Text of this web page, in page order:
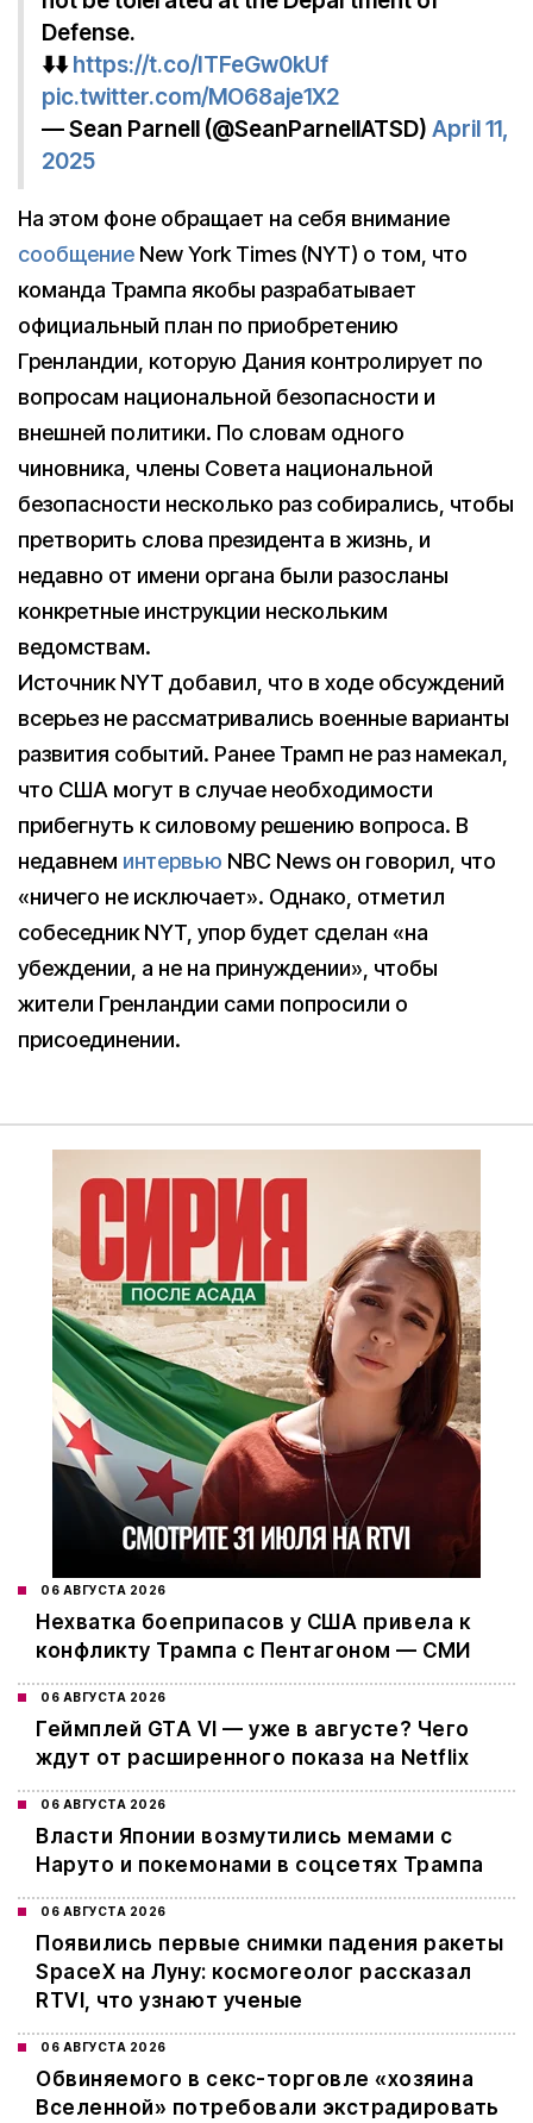
Defense.
⬇️⬇️https://t.co/ITFeGw0kUf
pic.twitter.com/MO68aje1X2
— Sean Parnell (@SeanParnellATSD) April 11,
2025
На этом фоне обращает на себя внимание
сообщение New York Times (NYT) о том, что
команда Трампа якобы разрабатывает
официальный план по приобретению
Гренландии, которую Дания контролирует по
вопросам национальной безопасности и
внешней политики. По словам одного
чиновника, члены Совета национальной
безопасности несколько раз собирались, чтобы
претворить слова президента в жизнь, и
недавно от имени органа были разосланы
конкретные инструкции нескольким
ведомствам.
Источник NYT добавил, что в ходе обсуждений
всерьез не рассматривались военные варианты
развития событий. Ранее Трамп не раз намекал,
что США могут в случае необходимости
прибегнуть к силовому решению вопроса. В
недавнем интервью NBC News он говорил, что
«ничего не исключает». Однако, отметил
собеседник NYT, упор будет сделан «на
убеждении, а не на принуждении», чтобы
жители Гренландии сами попросили о
присоединении.
06 АВГУСТА 2026
Нехватка боеприпасов у США привела к
конфликту Трампа с Пентагоном — СМИ
06 АВГУСТА 2026
Геймплей GTA VI — уже в августе? Чего
ждут от расширенного показа на Netflix
06 АВГУСТА 2026
Власти Японии возмутились мемами с
Наруто и покемонами в соцсетях Трампа
06 АВГУСТА 2026
Появились первые снимки падения ракеты
SpaceX на Луну: космогеолог рассказал
RTVI, что узнают ученые
06 АВГУСТА 2026
Обвиняемого в секс-торговле «хозяина
Вселенной» потребовали экстрадировать